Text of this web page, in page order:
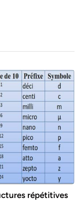
répétitives